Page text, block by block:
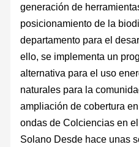
generación de
posicionamiento de la
departamento para el
ello, se implementa un
alternativa para el uso
naturales para la
ampliación de cobertura
ondas de Colciencias en
Solano Desde hace unas